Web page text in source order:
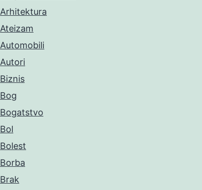
Arhitektura
Ateizam
Automobili
Autori
Biznis
Bog
Bogatstvo
Bol
Bolest
Borba
Brak